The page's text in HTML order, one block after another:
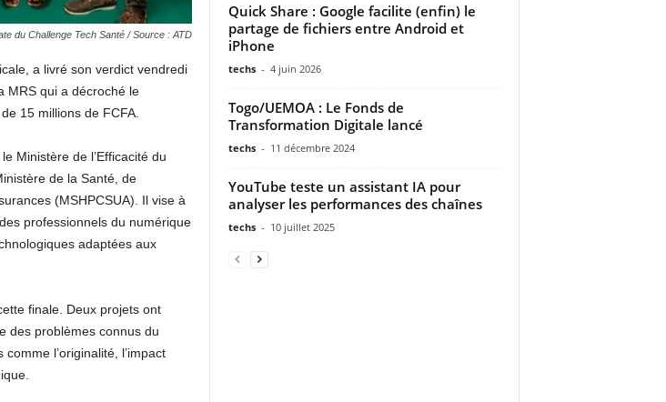
du Challenge Tech Santé / Source : ATD
a livré son verdict vendredi
MRS qui a décroché le
15 millions de FCFA.
Ministère de l’Efficacité du
de la Santé, de
(MSHPCSUA). Il vise à
professionnels du numérique
adaptées aux
finale. Deux projets ont
des problèmes connus du
l’originalité, l’impact
Quick Share : Google facilite (enfin) le
partage de fichiers entre Android et
iPhone
techs - 4 juin 2026
Togo/UEMOA : Le Fonds de
Transformation Digitale lancé
techs - 11 décembre 2024
YouTube teste un assistant IA pour
analyser les performances des chaînes
techs - 10 juillet 2025